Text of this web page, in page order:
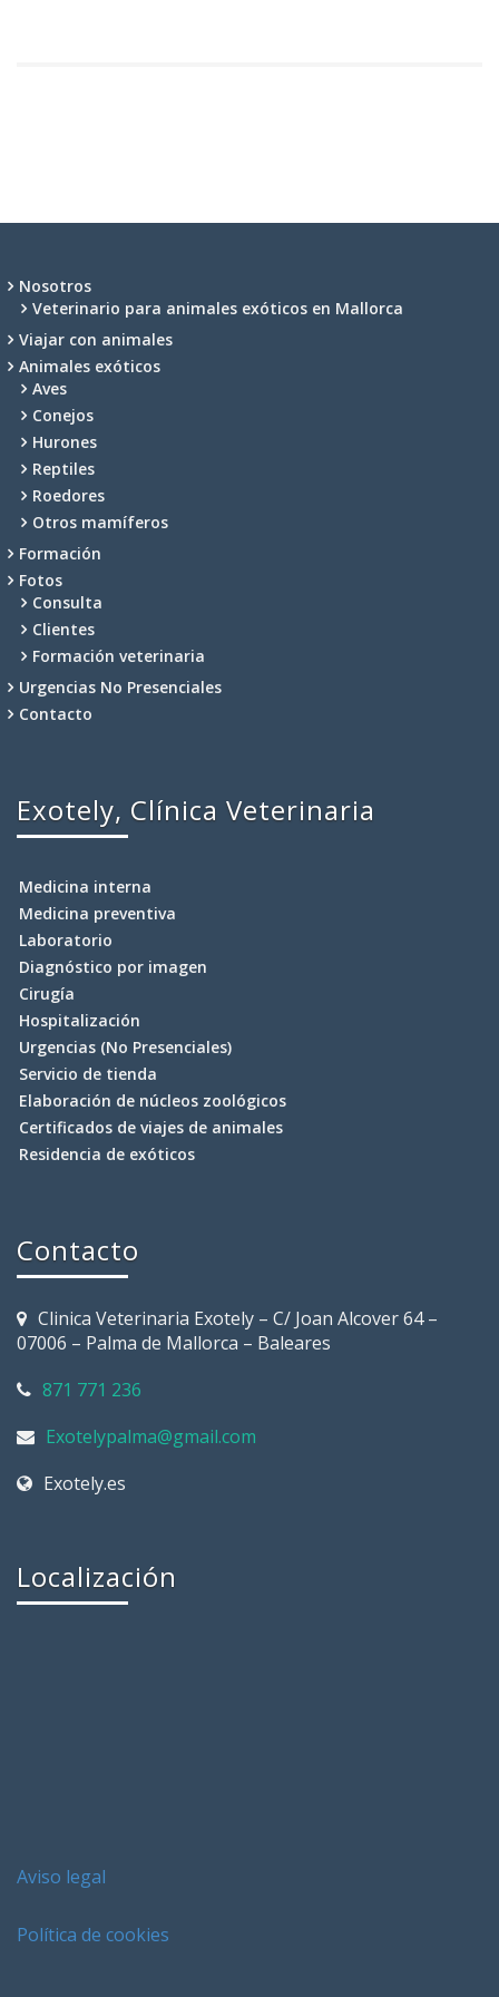
Nosotros
Veterinario para animales exóticos en Mallorca
Viajar con animales
Animales exóticos
Aves
Conejos
Hurones
Reptiles
Roedores
Otros mamíferos
Formación
Fotos
Consulta
Clientes
Formación veterinaria
Urgencias No Presenciales
Contacto
Exotely, Clínica Veterinaria
Medicina interna
Medicina preventiva
Laboratorio
Diagnóstico por imagen
Cirugía
Hospitalización
Urgencias (No Presenciales)
Servicio de tienda
Elaboración de núcleos zoológicos
Certificados de viajes de animales
Residencia de exóticos
Contacto
Clinica Veterinaria Exotely – C/ Joan Alcover 64 –
07006 – Palma de Mallorca – Baleares
871 771 236
Exotelypalma@gmail.com
Exotely.es
Localización
Aviso legal
Política de cookies